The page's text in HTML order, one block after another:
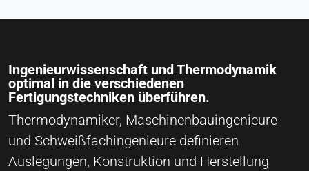
Ingenieurwissenschaft und Thermodynamik
optimal in die verschiedenen
Fertigungstechniken überführen.
Thermodynamiker, Maschinenbauingenieure
und Schweißfachingenieure definieren
Auslegungen, Konstruktion und Herstellung